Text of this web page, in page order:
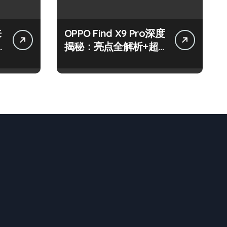
OPPO Find X9 Pro深度
揭秘：亮点全解析+超